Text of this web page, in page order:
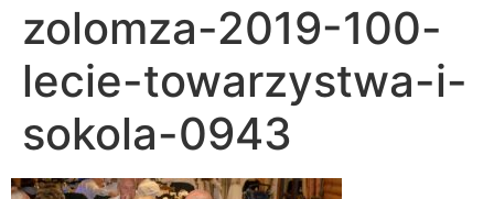
zolomza-2019-100-
lecie-towarzystwa-i-
sokola-0943